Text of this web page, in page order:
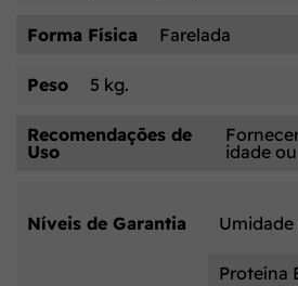
Forma Física Farelada
Peso 5 kg.
Recomendações de
Uso
idade
Níveis de Garantia Umidade
Proteína